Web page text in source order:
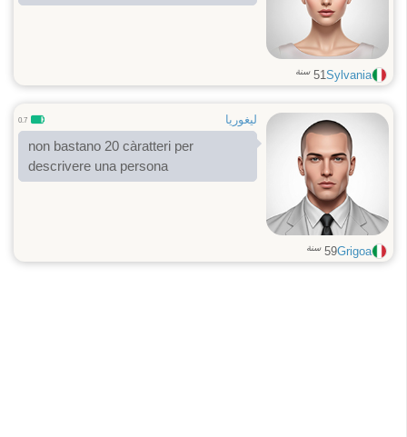
Sylvania
51 سنة
ليغوريا 0.7
non bastano 20 càratteri per
descrivere una persona
Grigoa
59 سنة